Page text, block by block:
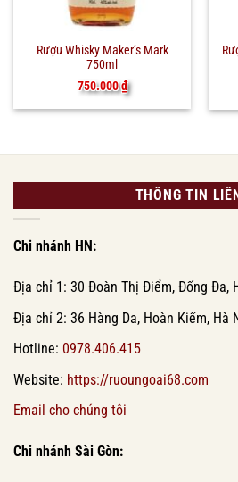
Rượu Whisky Maker’s Mark
750ml
750.000₫
THÔNG TIN
Chi nhánh HN:
Địa chỉ 1: 30 Đoàn Thị Điểm, Đống Đa,
Địa chỉ 2: 36 Hàng Da, Hoàn Kiếm, Hà
Hotline: 0978.406.415
Website: https://ruoungoai68.com
Email cho chúng tôi
Chi nhánh Sài Gòn: